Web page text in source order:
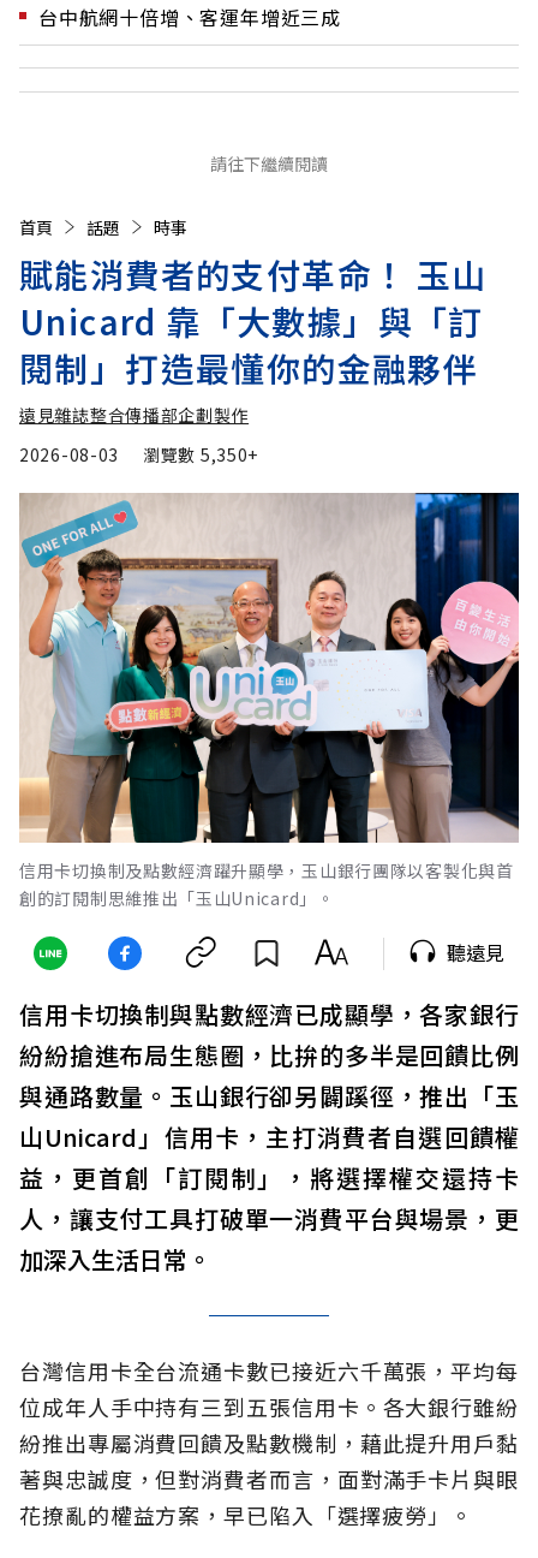
台中航網十倍增、客運年增近三成
請往下繼續閱讀
首頁 話題 時事
賦能消費者的支付革命！ 玉山
Unicard 靠「大數據」與「訂
閱制」打造最懂你的金融夥伴
遠見雜誌整合傳播部企劃製作
2026-08-03
瀏覽數 5,350+
信用卡切換制及點數經濟躍升顯學，玉山銀行團隊以客製化與首
創的訂閱制思維推出「玉山Unicard」。
聽遠見
信用卡切換制與點數經濟已成顯學，各家銀行
紛紛搶進布局生態圈，比拚的多半是回饋比例
與通路數量。玉山銀行卻另闢蹊徑，推出「玉
山Unicard」信用卡，主打消費者自選回饋權
益，更首創「訂閱制」，將選擇權交還持卡
人，讓支付工具打破單一消費平台與場景，更
加深入生活日常。
台灣信用卡全台流通卡數已接近六千萬張，平均每
位成年人手中持有三到五張信用卡。各大銀行雖紛
紛推出專屬消費回饋及點數機制，藉此提升用戶黏
著與忠誠度，但對消費者而言，面對滿手卡片與眼
花撩亂的權益方案，早已陷入「選擇疲勞」。